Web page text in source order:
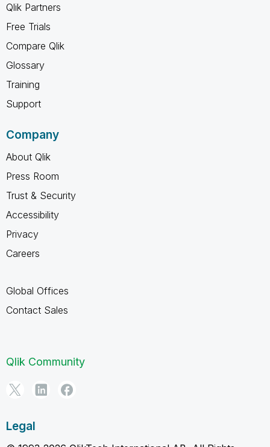
Qlik Partners
Free Trials
Compare Qlik
Glossary
Training
Support
Company
About Qlik
Press Room
Trust & Security
Accessibility
Privacy
Careers
Global Offices
Contact Sales
Qlik Community
Legal